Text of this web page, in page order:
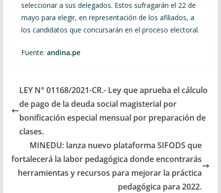
seleccionar a sus delegados. Estos sufragarán el 22 de
mayo para elegir, en representación de los afiliados, a
los candidatos que concursarán en el proceso electoral.
Fuente: andina.pe
LEY N° 01168/2021-CR.- Ley que aprueba el cálculo
de pago de la deuda social magisterial por
bonificación especial mensual por preparación de
clases.
MINEDU: lanza nuevo plataforma SIFODS que
fortalecerá la labor pedagógica donde encontrarás
herramientas y recursos para mejorar la práctica
pedagógica para 2022.